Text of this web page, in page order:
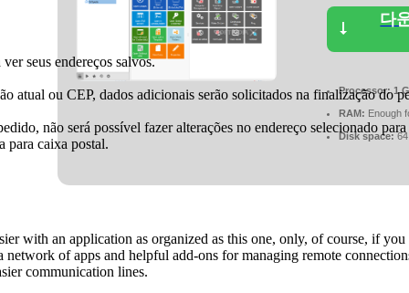
seus endereços salvos.
atual ou CEP, dados adicionais serão solicitados na finalização do
não será possível fazer alterações no endereço selecionado
para caixa postal.
다
Processor:1
RAM: Enough
Disk space:64
with an application as organized as this one, only, of course, if
of apps and helpful add-ons for managing remote
communication lines.